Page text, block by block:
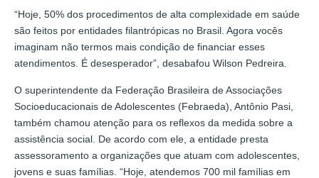
“Hoje, 50% dos procedimentos de alta complexidade em saúde
são feitos por entidades filantrópicas no Brasil. Agora vocês
imaginam não termos mais condição de financiar esses
atendimentos. É desesperador”, desabafou Wilson Pedreira.
O superintendente da Federação Brasileira de Associações
Socioeducacionais de Adolescentes (Febraeda), Antônio Pasi,
também chamou atenção para os reflexos da medida sobre a
assistência social. De acordo com ele, a entidade presta
assessoramento a organizações que atuam com adolescentes,
jovens e suas famílias. “Hoje, atendemos 700 mil famílias em